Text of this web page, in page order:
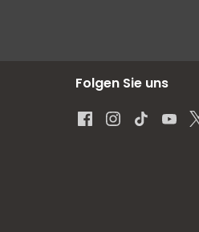
Folgen Sie uns